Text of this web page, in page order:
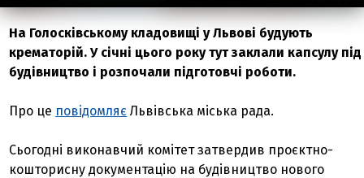
На Голосківському кладовищі у Львові будують
крематорій. У січні цього року тут заклали капсулу під
будівництво і розпочали підготовчі роботи.
Про це повідомляє Львівська міська рада.
Сьогодні виконавчий комітет затвердив проєктно-
кошторисну документацію на будівництво нового